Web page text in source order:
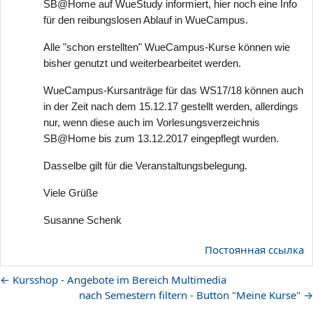
SB@Home auf WueStudy informiert, hier noch eine Info
für den reibungslosen Ablauf in WueCampus.
Alle "schon erstellten" WueCampus-Kurse können wie
bisher genutzt und weiterbearbeitet werden.
WueCampus-Kursanträge für das WS17/18 können auch
in der Zeit nach dem 15.12.17 gestellt werden, allerdings
nur, wenn diese auch im Vorlesungsverzeichnis
SB@Home bis zum 13.12.2017 eingepflegt wurden.
Dasselbe gilt für die Veranstaltungsbelegung.
Viele Grüße
Susanne Schenk
Постоянная ссылка
← Kursshop - Angebote im Bereich Multimedia
nach Semestern filtern - Button "Meine Kurse" →